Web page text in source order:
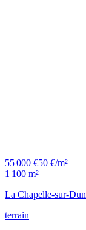
55 000 €50 €/m²
1 100 m²
La Chapelle-sur-Dun
terrain